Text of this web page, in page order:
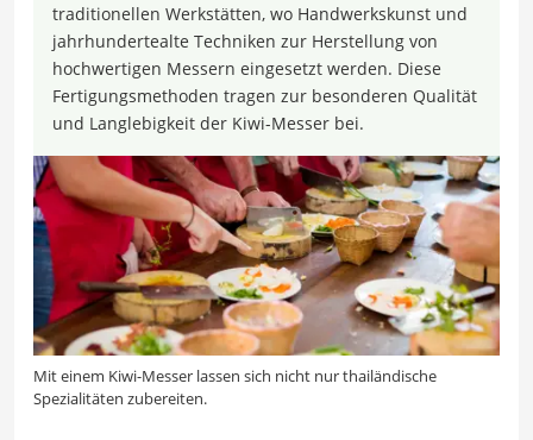
traditionellen Werkstätten, wo Handwerkskunst und
jahrhundertealte Techniken zur Herstellung von
hochwertigen Messern eingesetzt werden. Diese
Fertigungsmethoden tragen zur besonderen Qualität
und Langlebigkeit der Kiwi-Messer bei.
Mit einem Kiwi-Messer lassen sich nicht nur thailändische
Spezialitäten zubereiten.